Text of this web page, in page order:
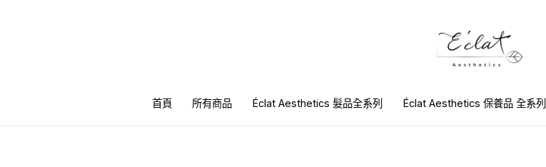
首頁 所有商品 Éclat Aesthetics 髮品全系列 Éclat Aesthetics 保養品 全系列